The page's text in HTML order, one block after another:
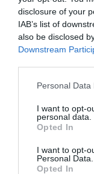
disclosure of your
IAB’s list of
also be disclosed
Downstream
Please note that
not limited to your
grant or deny
use your data for
consent section.
Personal
I want to opt-
personal data.
Opted In
I want to opt-
Personal Data.
Opted In
Σαρωτική
«πράσινη»